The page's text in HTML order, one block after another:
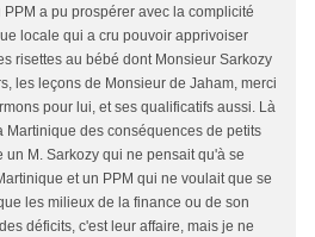
a pu prospérer avec la complicité
locale qui a cru pouvoir apprivoiser
risettes au bébé dont Monsieur Sarkozy
les leçons de Monsieur de Jaham, merci
pour lui, et ses qualificatifs aussi. Là
Martinique des conséquences de petits
un M. Sarkozy qui ne pensait qu'à se
et un PPM qui ne voulait que se
les milieux de la finance ou de son
déficits, c'est leur affaire, mais je ne